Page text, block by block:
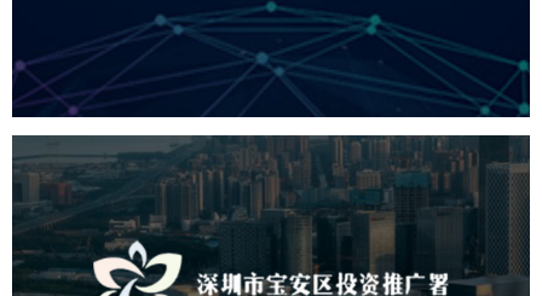
机构组织 国企 品牌官网 网站建设 网站设计
深圳市宝安区投资推广署